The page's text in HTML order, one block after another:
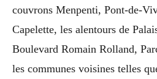
couvrons Menpenti, Pont-de-
Capelette, les alentours de
Boulevard Romain Rolland,
les communes voisines telles